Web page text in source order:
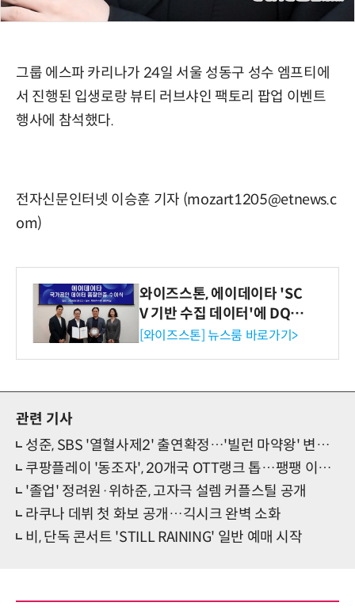
그룹 에스파 카리나가 24일 서울 성동구 성수 엠프티에
서 진행된 입생로랑 뷰티 러브샤인 팩토리 팝업 이벤트
행사에 참석했다.
전자신문인터넷 이승훈 기자 (mozart1205@etnews.c
om)
와이즈스톤, 에이데이타 'SC
V 기반 수집 데이터'에 DQ인
증 최고 등급 수여
[와이즈스톤] 뉴스룸 바로가기>
관련 기사
성준, SBS '열혈사제2' 출연확정…'빌런 마약왕' 변신 예고
쿠팡플레이 '동조자', 20개국 OTT랭크 톱…팽팽 이데올로기 대립
'졸업' 정려원·위하준, 고자극 설렘 커플스틸 공개
라쿠나 데뷔 첫 화보 공개…긱시크 완벽 소화
비, 단독 콘서트 'STILL RAINING' 일반 예매 시작